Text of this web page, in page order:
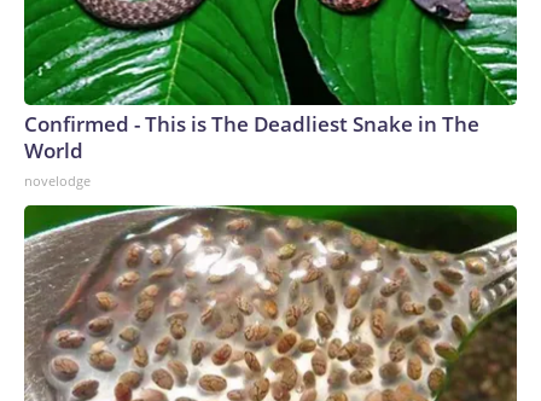
Confirmed - This is The Deadliest Snake in The
World
novelodge